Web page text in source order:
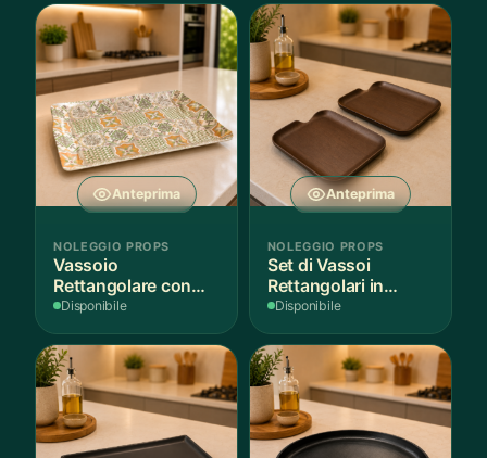
Anteprima
NOLEGGIO PROPS
Vassoio
Rettangolare con
Fantasia
Disponibile
Anteprima
NOLEGGIO PROPS
Set di Vassoi
Rettangolari in
Finitura Legno
Disponibile